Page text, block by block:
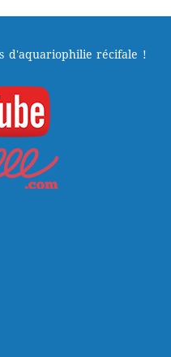
d'aquariophilie récifale !